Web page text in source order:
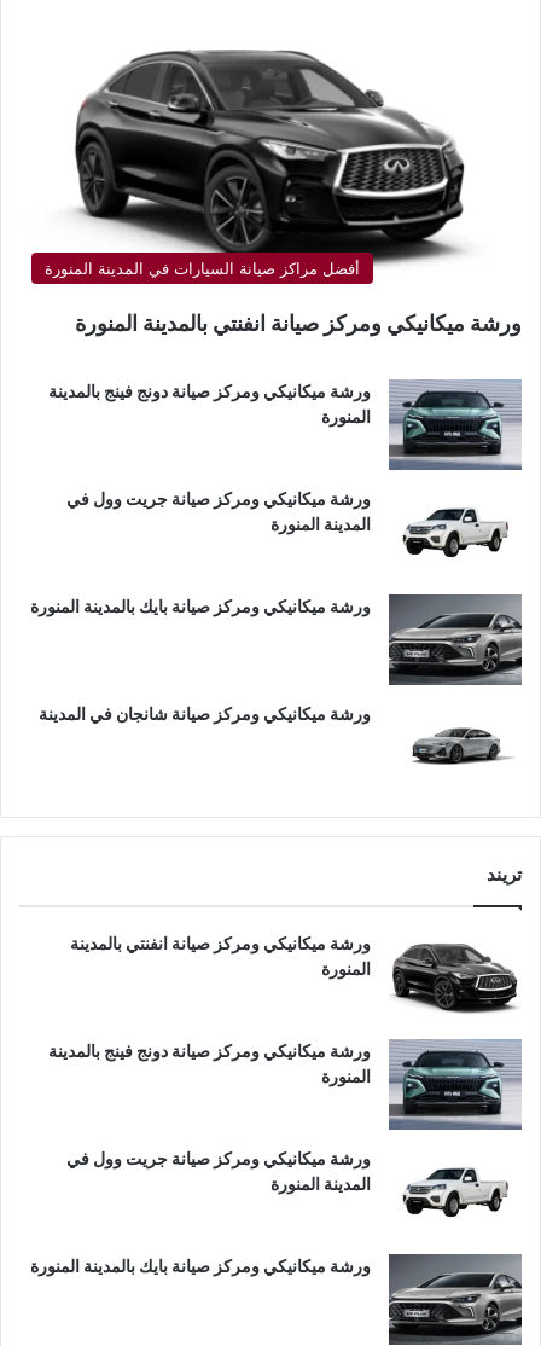
أفضل مراكز صيانة السيارات في المدينة المنورة
ورشة ميكانيكي ومركز صيانة انفنتي بالمدينة المنورة
ورشة ميكانيكي ومركز صيانة دونج فينج بالمدينة
المنورة
ورشة ميكانيكي ومركز صيانة جريت وول في
المدينة المنورة
ورشة ميكانيكي ومركز صيانة بايك بالمدينة المنورة
ورشة ميكانيكي ومركز صيانة شانجان في المدينة
تريند
ورشة ميكانيكي ومركز صيانة انفنتي بالمدينة
المنورة
ورشة ميكانيكي ومركز صيانة دونج فينج بالمدينة
المنورة
ورشة ميكانيكي ومركز صيانة جريت وول في
المدينة المنورة
ورشة ميكانيكي ومركز صيانة بايك بالمدينة المنورة